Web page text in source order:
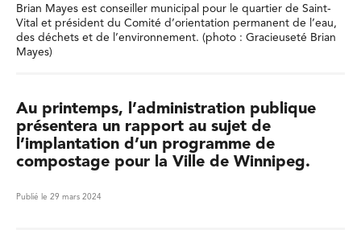
Brian Mayes est conseiller municipal pour le quartier de Saint-
Vital et président du Comité d’orientation permanent de l’eau,
des déchets et de l’environnement. (photo : Gracieuseté Brian
Mayes)
Au printemps, l’administration publique
présentera un rapport au sujet de
l’implantation d’un programme de
compostage pour la Ville de Winnipeg.
Publié le 29 mars 2024